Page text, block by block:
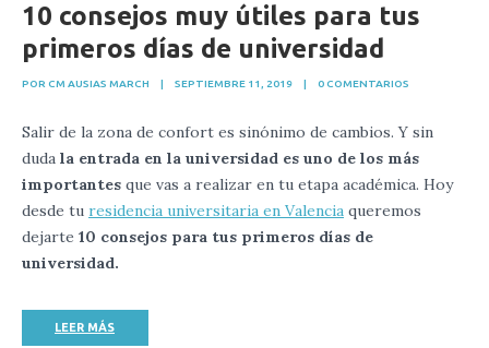
10 consejos muy útiles para tus
primeros días de universidad
POR CM AUSIAS MARCH SEPTIEMBRE 11, 2019 0 COMENTARIOS
Salir de la zona de confort es sinónimo de cambios. Y sin
duda la entrada en la universidad es uno de los más
importantes que vas a realizar en tu etapa académica. Hoy
desde tu residencia universitaria en Valencia queremos
dejarte 10 consejos para tus primeros días de
universidad.
LEER MÁS